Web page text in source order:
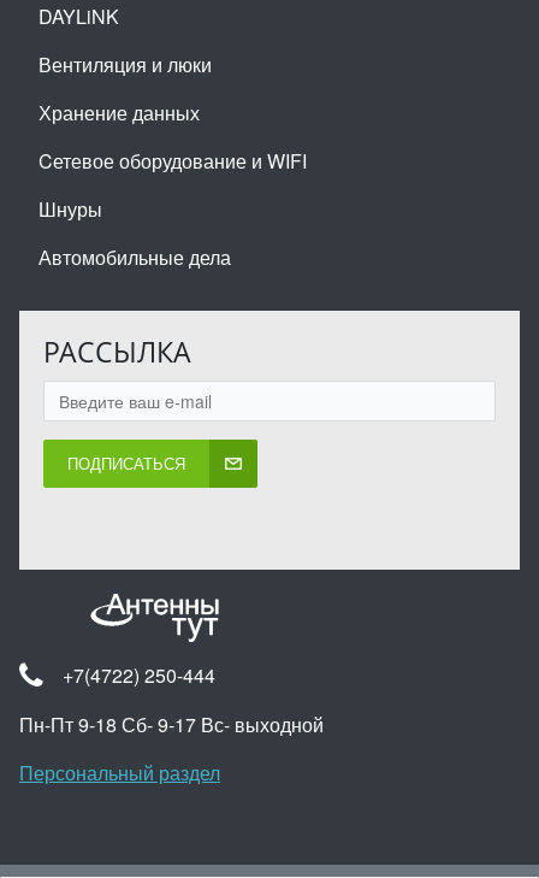
DAYLiNK
Вентиляция и люки
Хранение данных
Cетевое оборудование и WIFI
Шнуры
Автомобильные дела
РАССЫЛКА
ПОДПИСАТЬСЯ
+7(4722) 250-444
Пн-Пт 9-18 Сб- 9-17 Вс- выходной
Персональный раздел